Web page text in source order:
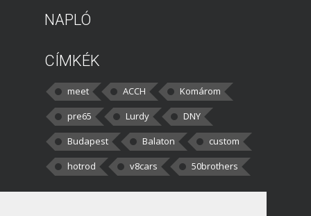
NAPLÓ
CÍMKÉK
meet ACCH
Komárom
pre65
Lurdy
DNY
Budapest
Balaton
custom
hotrod
v8cars 50brothers